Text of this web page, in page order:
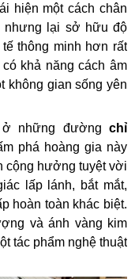
hiện một cách chân
nhưng lại sở hữu độ
thông minh hơn rất
khả năng cách âm
không gian sống yên
những đường chỉ
phá hoàng gia này
cộng hưởng tuyệt vời
lấp lánh, bắt mắt,
hoàn toàn khác biệt.
và ánh vàng kim
tác phẩm nghệ thuật